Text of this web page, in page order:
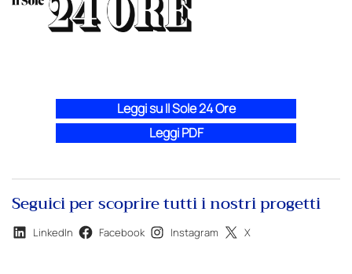
Leggi su Il Sole 24 Ore
Leggi PDF
Seguici per scoprire tutti i nostri progetti
LinkedIn Facebook Instagram X